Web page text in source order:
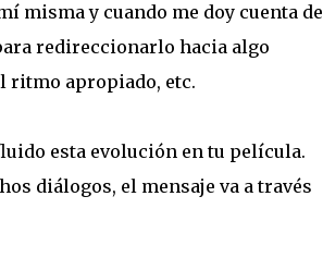
misma y cuando me doy cuenta de
redireccionarlo hacia algo
ritmo apropiado, etc.
esta evolución en tu película.
diálogos, el mensaje va a través